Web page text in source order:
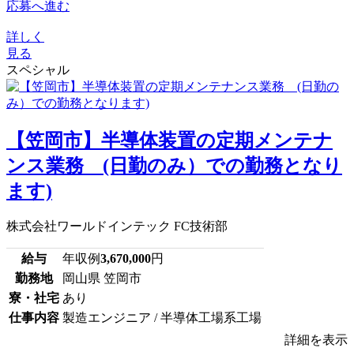
応募へ進む
詳しく
見る
スペシャル
【笠岡市】半導体装置の定期メンテナ
ンス業務 (日勤のみ）での勤務となり
ます)
株式会社ワールドインテック FC技術部
給与 年収例3,670,000円
勤務地
岡山県 笠岡市
寮・社宅 あり
仕事内容 製造エンジニア / 半導体工場系工場
詳細を表示